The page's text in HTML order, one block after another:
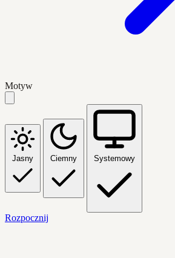
Motyw
Jasny Ciemny Systemowy
Rozpocznij